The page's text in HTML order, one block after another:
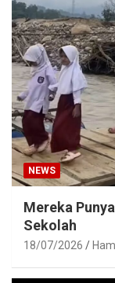
NEWS
Mereka
Sekolah
18/07/2026